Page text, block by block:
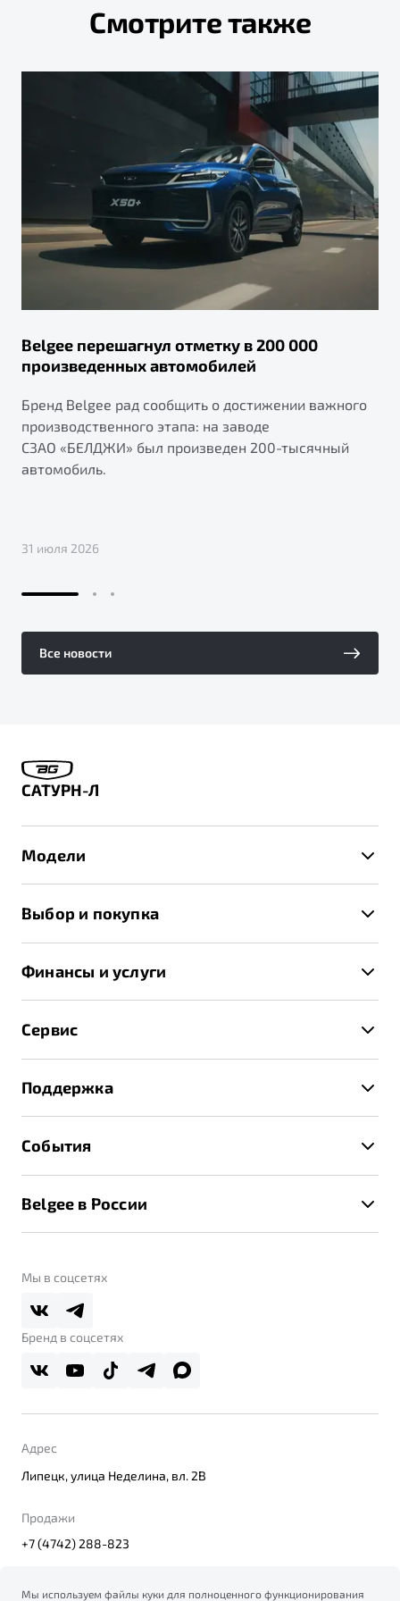
Смотрите также
Belgee перешагнул отметку в 200 000
произведенных автомобилей
Бренд Belgee рад сообщить о достижении важного
производственного этапа: на заводе
СЗАО «БЕЛДЖИ» был произведен 200-тысячный
автомобиль.
31 июля 2026
Все новости
САТУРН-Л
Модели
X70
Выбор и покупка
Спецпредложения и Акции
Записаться на тест-драйв
Получить предложение
Финансы и услуги
Трейд-ин
Страхование
Расчет КАСКО
Сервис
Руководство по эксплуатации
Техническое обслуживание
Калькулятор ТО
Поддержка
Помощь на дорогах
Belgee Линк
Belgee Плюс
Реферальная программа
События
Контакты
Belgee в России
О дилерском центре
Правовая информация
Мы в соцсетях
Бренд в соцсетях
Адрес
Липецк, улица Неделина, вл. 2В
Продажи
+7 (4742) 288-823
Мы используем файлы куки для полноценного функционирования